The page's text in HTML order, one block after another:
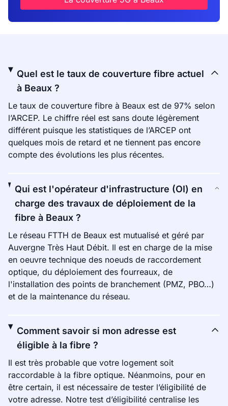
Quel est le taux de couverture fibre actuel
à Beaux ?
Le taux de couverture fibre à Beaux est de 97% selon
l’ARCEP. Le chiffre réel est sans doute légèrement
différent puisque les statistiques de l’ARCEP ont
quelques mois de retard et ne tiennent pas encore
compte des évolutions les plus récentes.
Qui est l'opérateur d'infrastructure (OI) en
charge des travaux de déploiement de la
fibre à Beaux ?
Le réseau FTTH de Beaux est mutualisé et géré par
Auvergne Très Haut Débit. Il est en charge de la mise
en oeuvre technique des noeuds de raccordement
optique, du déploiement des fourreaux, de
l'installation des points de branchement (PMZ, PBO…)
et de la maintenance du réseau.
Comment savoir si mon adresse est
éligible à la fibre ?
Il est très probable que votre logement soit
raccordable à la fibre optique. Néanmoins, pour en
être certain, il est nécessaire de tester l’éligibilité de
votre adresse. Notre test d’éligibilité centralise les